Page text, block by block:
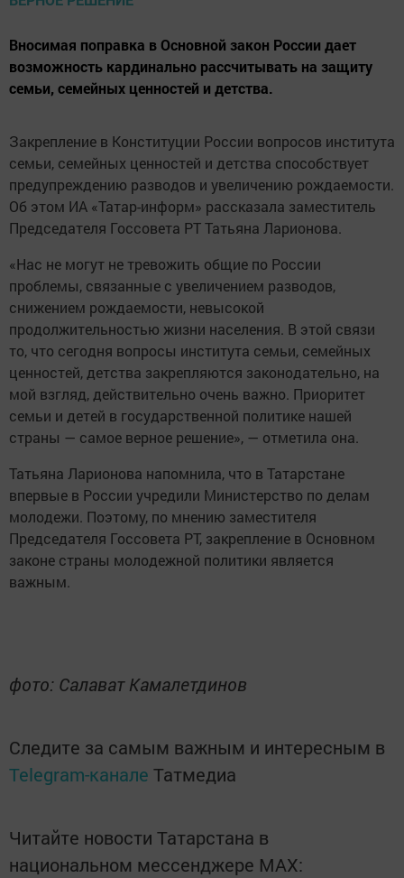
Вносимая поправка в Основной закон России дает
возможность кардинально рассчитывать на защиту
семьи, семейных ценностей и детства.
Закрепление в Конституции России вопросов института
семьи, семейных ценностей и детства способствует
предупреждению разводов и увеличению рождаемости.
Об этом ИА «Татар-информ» рассказала заместитель
Председателя Госсовета РТ Татьяна Ларионова.
«Нас не могут не тревожить общие по России
проблемы, связанные с увеличением разводов,
снижением рождаемости, невысокой
продолжительностью жизни населения. В этой связи
то, что сегодня вопросы института семьи, семейных
ценностей, детства закрепляются законодательно, на
мой взгляд, действительно очень важно. Приоритет
семьи и детей в государственной политике нашей
страны — самое верное решение», — отметила она.
Татьяна Ларионова напомнила, что в Татарстане
впервые в России учредили Министерство по делам
молодежи. Поэтому, по мнению заместителя
Председателя Госсовета РТ, закрепление в Основном
законе страны молодежной политики является
важным.
фото: Салават Камалетдинов
Следите за самым важным и интересным в
Telegram-канале Татмедиа
Читайте новости Татарстана в
национальном мессенджере MАХ: